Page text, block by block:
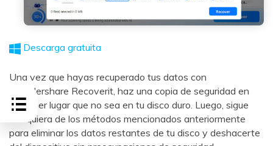
Descarga gratuita
Una vez que hayas recuperado tus datos con
Wondershare Recoverit, haz una copia de seguridad en
cualquier lugar que no sea en tu disco duro. Luego, sigue
cualquiera de los métodos mencionados anteriormente
para eliminar los datos restantes de tu disco y deshacerte